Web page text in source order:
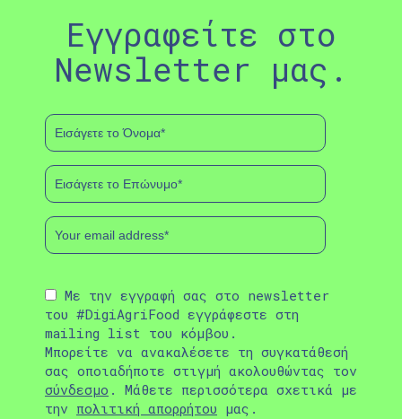
Εγγραφείτε στο
Newsletter μας.
Με την εγγραφή σας στο newsletter
του #DigiAgriFood εγγράφεστε στη
mailing list του κόμβου.
Μπορείτε να ανακαλέσετε τη συγκατάθεσή
σας οποιαδήποτε στιγμή ακολουθώντας τον
σύνδεσμο . Μάθετε περισσότερα σχετικά με
την πολιτική απορρήτου μας.